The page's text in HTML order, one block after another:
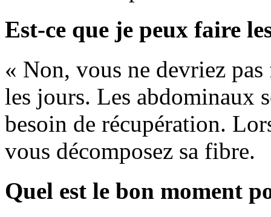
Est-ce que je peux faire
« Non, vous ne devriez pas
les jours. Les abdominaux
besoin de récupération.
vous décomposez sa fibre.
Quel est le bon moment